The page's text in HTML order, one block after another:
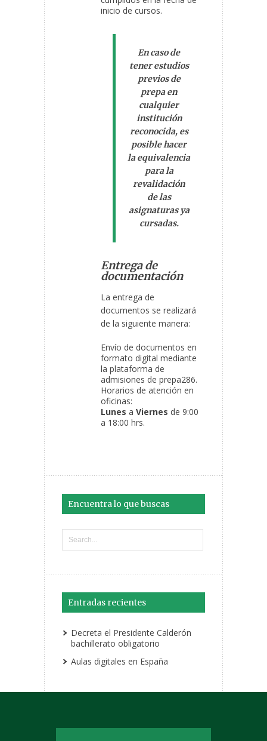
inicio de cursos.
En caso de
tener estudios
previos de
prepa en
cualquier
institución
reconocida, es
posible hacer
la equivalencia
para la
revalidación
de las
asignaturas ya
cursadas.
Entrega de
documentación
La entrega de
documentos se realizará
de la siguiente manera:
Envío de documentos en
formato digital mediante
la plataforma de
admisiones de prepa286.
Horarios de atención en
oficinas:
Lunes a Viernes de 9:00
a 18:00 hrs.
Encuentra lo que buscas
Entradas recientes
Decreta el Presidente Calderón
bachillerato obligatorio
Aulas digitales en España